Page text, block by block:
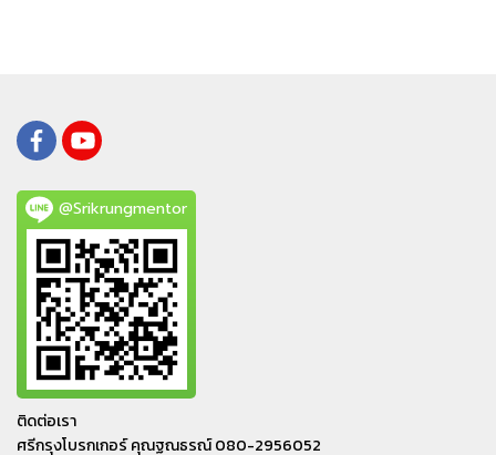
@Srikrungmentor
ติดต่อเรา
ศรีกรุงโบรกเกอร์ คุณฐณธรณ์ 080-2956052